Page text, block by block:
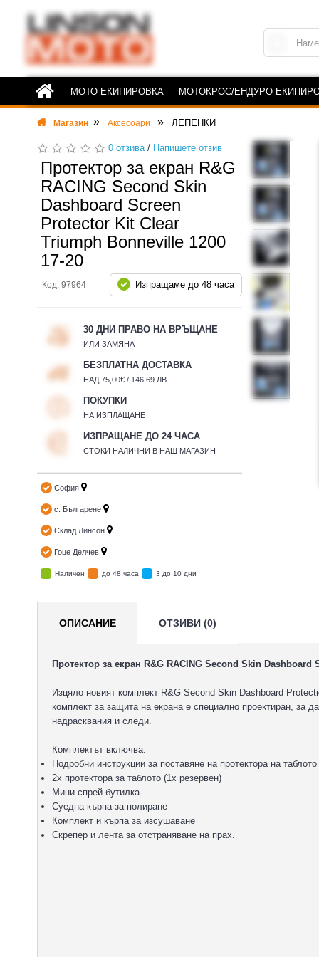
МОТО ЕКИПИРОВКА МОТОКРОС/ЕНДУРО
Магазин Аксесоари ЛЕПЕНКИ
0 отзива/ Напишете отзив
Протектор за екран R&G
RACING Second Skin
Dashboard Screen
Protector Kit Clear
Triumph Bonneville 1200
17-20
Код: 97964 Изпращаме до 48 часа
30 ДНИ ПРАВО НА ВРЪЩАНЕ
ИЛИ ЗАМЯНА
БЕЗПЛАТНА ДОСТАВКА
НАД 75,00€ / 146,69 ЛВ.
ПОКУПКИ
НА ИЗПЛАЩАНЕ
ИЗПРАЩАНЕ ДО 24 ЧАСА
СТОКИ НАЛИЧНИ В НАШ МАГАЗИН
София
с. Българене
Склад Линсон
Гоце Делчев
Наличен до 48 часа 3 до 10 дни
ОПИСАНИЕ ОТЗИВИ (0)
Протектор за екран R&G RACING Second Skin
Изцяло новият комплект R&G Second Skin Dashboard
комплект за защита на екрана е специално проектиран, за
надрасквания и следи.
Комплектът включва:
Подробни инструкции за поставяне на протектора на таблото
2x протектора за таблото (1x резервен)
Мини спрей бутилка
Суедна кърпа за полиране
Комплект и кърпа за изсушаване
Скрепер и лента за отстраняване на прах.